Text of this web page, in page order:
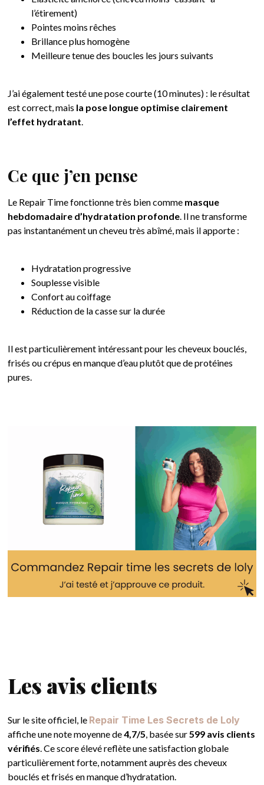
l’étirement)
Pointes moins rêches
Brillance plus homogène
Meilleure tenue des boucles les jours suivants
J’ai également testé une pose courte (10 minutes) : le résultat
est correct, mais la pose longue optimise clairement
l’effet hydratant
Ce que j’en pense
Le Repair Time fonctionne très bien comme masque
hebdomadaire d’hydratation profonde. Il ne transforme
pas instantanément un cheveu très abîmé, mais il apporte :
Hydratation progressive
Souplesse visible
Confort au coiffage
Réduction de la casse sur la durée
Il est particulièrement intéressant pour les cheveux bouclés,
frisés ou crépus en manque d’eau plutôt que de protéines
pures.
Les avis clients
Sur le site officiel, le Repair Time Les Secrets de Loly
affiche une note moyenne de4,7/5, basée sur599 avis clients
vérifiés. Ce score élevé reflète une satisfaction globale
particulièrement forte, notamment auprès des cheveux
bouclés et frisés en manque d’hydratation.